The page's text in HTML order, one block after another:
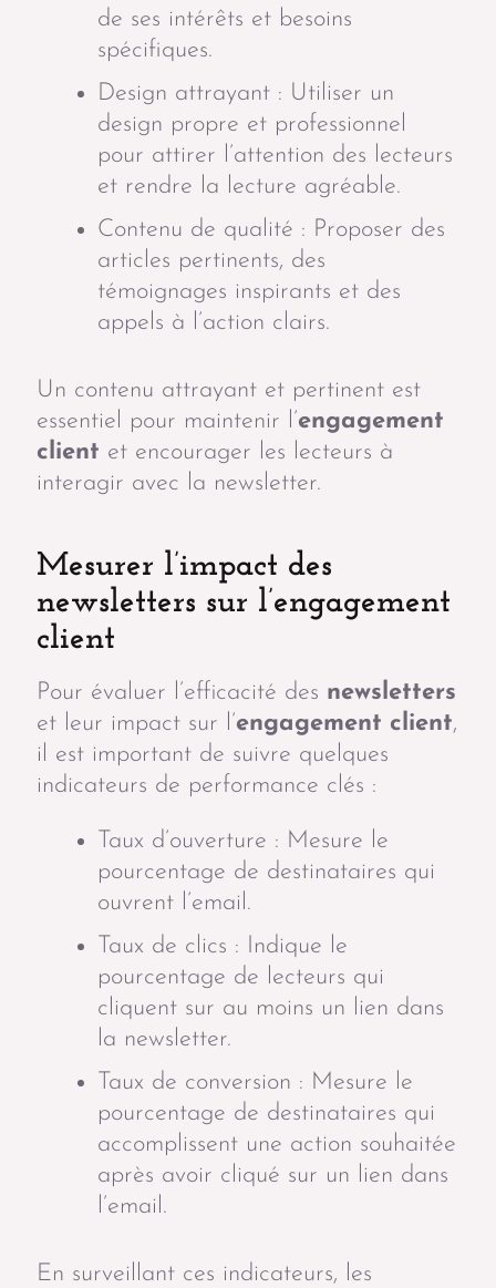
de ses intérêts et besoins
spécifiques.
Design attrayant : Utiliser un
design propre et professionnel
pour attirer l’attention des lecteurs
et rendre la lecture agréable.
Contenu de qualité : Proposer des
articles pertinents, des
témoignages inspirants et des
appels à l’action clairs.
Un contenu attrayant et pertinent est
essentiel pour maintenir l’engagement
client et encourager les lecteurs à
interagir avec la newsletter.
Mesurer l’impact des
newsletters sur l’engagement
client
Pour évaluer l’efficacité des newsletters
et leur impact sur l’engagement client,
il est important de suivre quelques
indicateurs de performance clés :
Taux d’ouverture : Mesure le
pourcentage de destinataires qui
ouvrent l’email.
Taux de clics : Indique le
pourcentage de lecteurs qui
cliquent sur au moins un lien dans
la newsletter.
Taux de conversion : Mesure le
pourcentage de destinataires qui
accomplissent une action souhaitée
après avoir cliqué sur un lien dans
l’email.
En surveillant ces indicateurs, les